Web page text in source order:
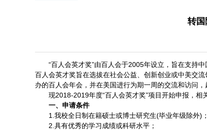
转国
“百人会英才奖”由百人会于2005年设立，旨在支持
百人会英才奖旨在选拔在社会公益、创新创业或中美交
办的百人会年会，并在美国进行为期一周的交流和访问，
现2018-2019年度“百人会英才奖”项目开始申报，
一、申请条件
1.我校全日制在籍硕士或博士研究生(毕业年级除外)；
2.具有优秀的学习成绩或科研水平；